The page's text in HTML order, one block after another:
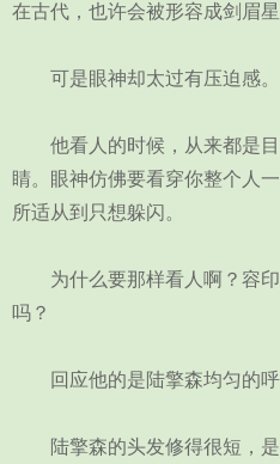
在古代，也许会被形容成剑眉星
可是眼神却太过有压迫感。
他看人的时候，从来都是目
睛。眼神仿佛要看穿你整个人
所适从到只想躲闪。
为什么要那样看人啊？容印
吗？
回应他的是陆擎森均匀的呼
陆擎森的头发修得很短，是